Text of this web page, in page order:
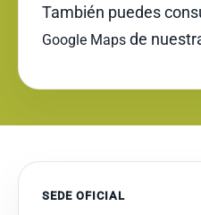
También puedes
Google Maps de
SEDE OFICIAL